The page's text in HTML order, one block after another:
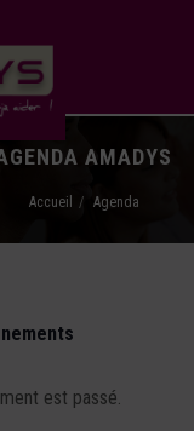
AMADYS
Accueil Agenda
est passé.